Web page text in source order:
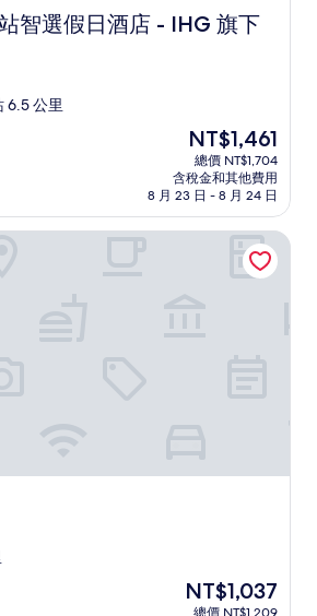
智選假日酒店 - IHG 旗下
假日酒店 - IHG 旗下飯店
6.5 公里
現
在
價
格
為
NT$1,461
NT$1,461
總價 NT$1,704
含稅金和其他費用
8 月 23 日 - 8 月 24 日
現
在
NT$1,037